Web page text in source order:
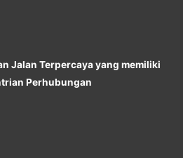
Jalan Terpercaya yang memiliki
Perhubungan